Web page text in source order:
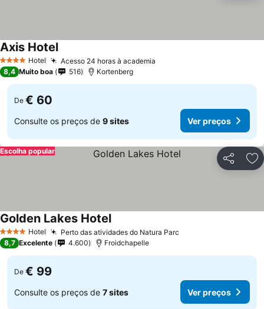
4 EstrelasHotel Acesso 24 horas à academia
Axis Hotel
8,4 Muito boa 516 Kortenberg
De € 60
Consulte os preços de 9 sites Ver preços
Partilhar
Escolha popular
4 EstrelasHotel Perto das atividades do Natura Parc
Golden Lakes Hotel
8,7 Excelente 4.600 Froidchapelle
De € 99
Consulte os preços de 7 sites Ver preços